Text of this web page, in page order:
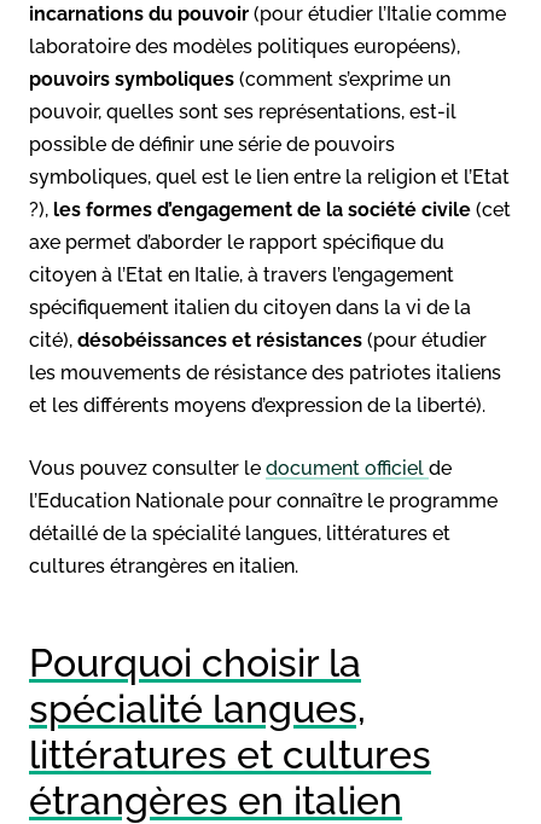
incarnations du pouvoir (pour étudier l’Italie comme
laboratoire des modèles politiques européens),
pouvoirs symboliques (comment s’exprime un
pouvoir, quelles sont ses représentations, est-il
possible de définir une série de pouvoirs
symboliques, quel est le lien entre la religion et l’Etat
?), les formes d’engagement de la société civile (cet
axe permet d’aborder le rapport spécifique du
citoyen à l’Etat en Italie, à travers l’engagement
spécifiquement italien du citoyen dans la vi de la
cité), désobéissances et résistances (pour étudier
les mouvements de résistance des patriotes italiens
et les différents moyens d’expression de la liberté).
Vous pouvez consulter le document officiel de
l’Education Nationale pour connaître le programme
détaillé de la spécialité langues, littératures et
cultures étrangères en italien.
Pourquoi choisir la
spécialité langues,
littératures et cultures
étrangères en italien